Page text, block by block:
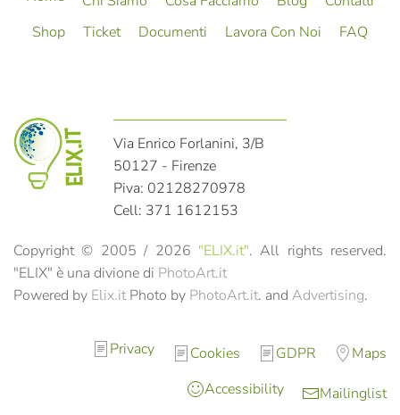
Shop
Ticket Documenti Lavora Con Noi FAQ
Via Enrico Forlanini, 3/B
50127 - Firenze
Piva: 02128270978
Cell: 371 1612153
Copyright © 2005 / 2026 "ELIX.it". All rights reserved.
"ELIX" è una divione di PhotoArt.it
Powered by Elix.itPhoto by PhotoArt.it. and Advertising.
Privacy Cookies GDPR
Maps
Accessibility
Mailinglist